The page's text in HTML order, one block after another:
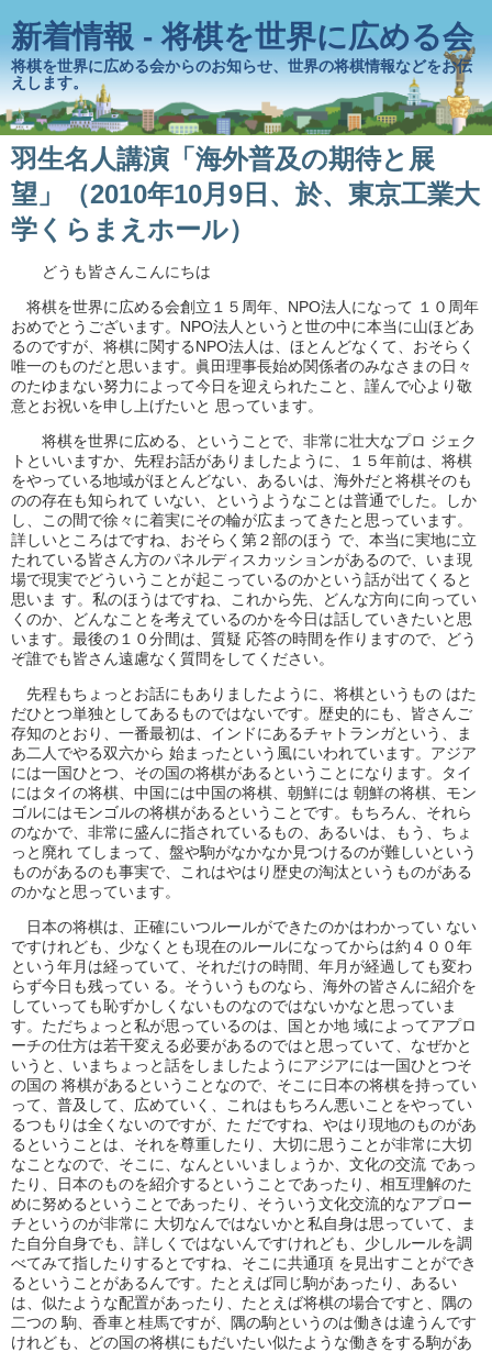
新着情報 - 将棋を世界に広める会
将棋を世界に広める会からのお知らせ、世界の将棋情報などをお伝
えします。
羽生名人講演「海外普及の期待と展
望」（2010年10月9日、於、東京工業大
学くらまえホール）
どうも皆さんこんにちは
将棋を世界に広める会創立１５周年、NPO法人になって １０周年
おめでとうございます。NPO法人というと世の中に本当に山ほどあ
るのですが、将棋に関するNPO法人は、ほとんどなくて、おそらく
唯一のものだと思います。眞田理事長始め関係者のみなさまの日々
のたゆまない努力によって今日を迎えられたこと、謹んで心より敬
意とお祝いを申し上げたいと 思っています。
将棋を世界に広める、ということで、非常に壮大なプロ ジェク
トといいますか、先程お話がありましたように、１５年前は、将棋
をやっている地域がほとんどない、あるいは、海外だと将棋そのも
のの存在も知られて いない、というようなことは普通でした。しか
し、この間で徐々に着実にその輪が広まってきたと思っています。
詳しいところはですね、おそらく第２部のほう で、本当に実地に立
たれている皆さん方のパネルディスカッションがあるので、いま現
場で現実でどういうことが起こっているのかという話が出てくると
思いま す。私のほうはですね、これから先、どんな方向に向ってい
くのか、どんなことを考えているのかを今日は話していきたいと思
います。最後の１０分間は、質疑 応答の時間を作りますので、どう
ぞ誰でも皆さん遠慮なく質問をしてください。
先程もちょっとお話にもありましたように、将棋というもの はた
だひとつ単独としてあるものではないです。歴史的にも、皆さんご
存知のとおり、一番最初は、インドにあるチャトランガという、ま
あ二人でやる双六から 始まったという風にいわれています。アジア
には一国ひとつ、その国の将棋があるということになります。タイ
にはタイの将棋、中国には中国の将棋、朝鮮には 朝鮮の将棋、モン
ゴルにはモンゴルの将棋があるということです。もちろん、それら
のなかで、非常に盛んに指されているもの、あるいは、もう、ちょ
っと廃れ てしまって、盤や駒がなかなか見つけるのが難しいという
ものがあるのも事実で、これはやはり歴史の淘汰というものがある
のかなと思っています。
日本の将棋は、正確にいつルールができたのかはわかってい ない
ですけれども、少なくとも現在のルールになってからは約４００年
という年月は経っていて、それだけの時間、年月が経過しても変わ
らず今日も残ってい る。そういうものなら、海外の皆さんに紹介を
していっても恥ずかしくないものなのではないかなと思っていま
す。ただちょっと私が思っているのは、国とか地 域によってアプロ
ーチの仕方は若干変える必要があるのではと思っていて、なぜかと
いうと、いまちょっと話をしましたようにアジアには一国ひとつそ
の国の 将棋があるということなので、そこに日本の将棋を持ってい
って、普及して、広めていく、これはもちろん悪いことをやってい
るつもりは全くないのですが、た だですね、やはり現地のものがあ
るということは、それを尊重したり、大切に思うことが非常に大切
なことなので、そこに、なんといいましょうか、文化の交流 であっ
たり、日本のものを紹介するということであったり、相互理解のた
めに努めるということであったり、そういう文化交流的なアプロー
チというのが非常に 大切なんではないかと私自身は思っていて、ま
た自分自身でも、詳しくではないんですけれども、少しルールを調
べてみて指したりするとですね、そこに共通項 を見出すことができ
るということがあるんです。たとえば同じ駒があったり、あるい
は、似たような配置があったり、たとえば将棋の場合ですと、隅の
二つの 駒、香車と桂馬ですが、隅の駒というのは働きは違うんです
けれども、どの国の将棋にもだいたい似たような働きをする駒があ